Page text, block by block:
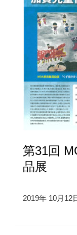
第31回
品展
2019年 10月12